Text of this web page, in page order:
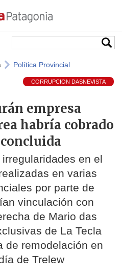
Política Provincial
CORRUPCION DASNEVISTA
empresa
habría cobrado
en el
en varias
por parte de
vinculación con
de Mario das
de La Tecla
de remodelación en
de Trelew